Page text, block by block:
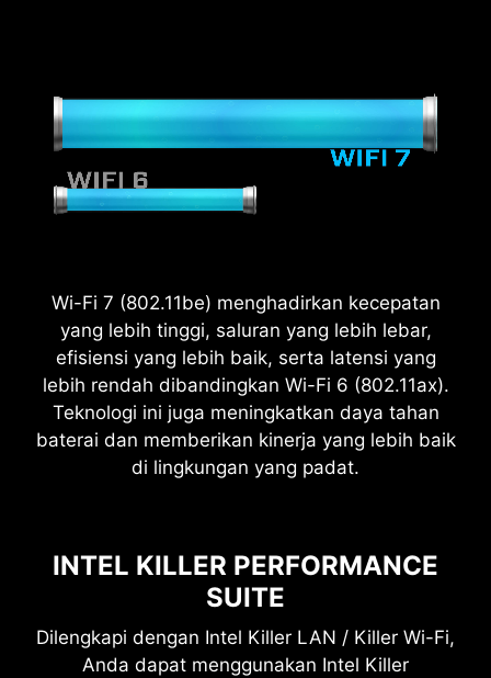
Wi-Fi 7 (802.11be) menghadirkan kecepatan
yang lebih tinggi, saluran yang lebih lebar,
efisiensi yang lebih baik, serta latensi yang
lebih rendah dibandingkan Wi-Fi 6 (802.11ax).
Teknologi ini juga meningkatkan daya tahan
baterai dan memberikan kinerja yang lebih baik
di lingkungan yang padat.
INTEL KILLER PERFORMANCE
SUITE
Dilengkapi dengan Intel Killer LAN / Killer Wi-Fi,
Anda dapat menggunakan Intel Killer
2.5x
Power Excursion